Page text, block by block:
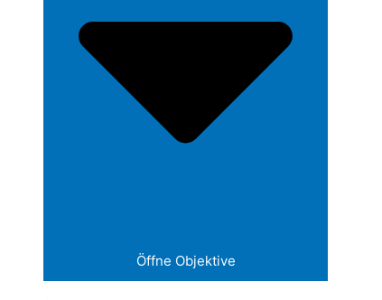
Öffne Objektive